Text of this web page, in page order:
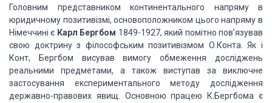
Головним представником континентального напряму в
юридичному позитивізмі, основоположником цього напряму в
Німеччині є Карл Бергбом 1849-1927, який помітно пов’язував
свою доктрину з філософським позитивізмом О.Конта. Як і
Конт, Бергбом висував вимогу обмеження досліджень
реальними предметами, а також виступав за виключне
застосування експериментального методу дослідження
державно-правових явищ. Основною працею К.Бергбома є